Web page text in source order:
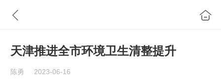
天津推进全市环境卫生清整提升
陈勇 2023-06-16